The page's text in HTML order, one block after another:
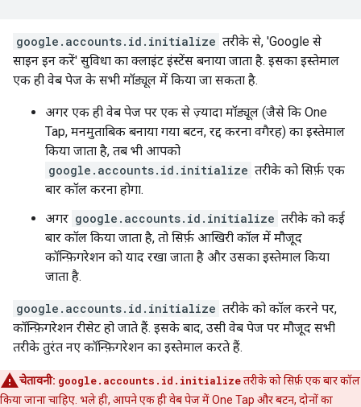
google.accounts.id.initialize तरीके से, 'Google से
साइन इन करें' सुविधा का क्लाइंट इंस्टेंस बनाया जाता है. इसका इस्तेमाल
एक ही वेब पेज के सभी मॉड्यूल में किया जा सकता है.
अगर एक ही वेब पेज पर एक से ज़्यादा मॉड्यूल (जैसे कि One
Tap, मनमुताबिक बनाया गया बटन, रद्द करना वगैरह) का इस्तेमाल
किया जाता है, तब भी आपको
google.accounts.id.initialize तरीके को सिर्फ़ एक
बार कॉल करना होगा.
अगर google.accounts.id.initialize तरीके को कई
बार कॉल किया जाता है, तो सिर्फ़ आखिरी कॉल में मौजूद
कॉन्फ़िगरेशन को याद रखा जाता है और उसका इस्तेमाल किया
जाता है.
google.accounts.id.initialize तरीके को कॉल करने पर,
कॉन्फ़िगरेशन रीसेट हो जाते हैं. इसके बाद, उसी वेब पेज पर मौजूद सभी
तरीके तुरंत नए कॉन्फ़िगरेशन का इस्तेमाल करते हैं.
चेतावनी: google.accounts.id.initializeतरीके को सिर्फ़ एक बार कॉल
किया जाना चाहिए. भले ही, आपने एक ही वेब पेज में One Tap और बटन, दोनों का